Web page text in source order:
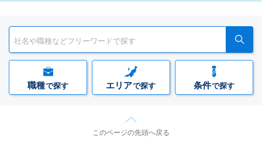
職種で探す エリアで探す 条件で探す
このページの先頭へ戻る